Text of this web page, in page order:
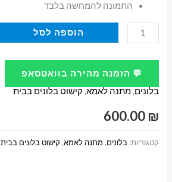
התמונה להמחשה בלבד
כמות
של
מתנה
לאישה
לאמא
ליום
30
הוספה לסל
💬 הזמנה מהירה בוואטסאפ
בלונים,מתנה לאמא, קישוט בלונים בבית
600.00 ₪
קטגוריות: בלונים, מתנה לאמא, קישוט בלונים בבית